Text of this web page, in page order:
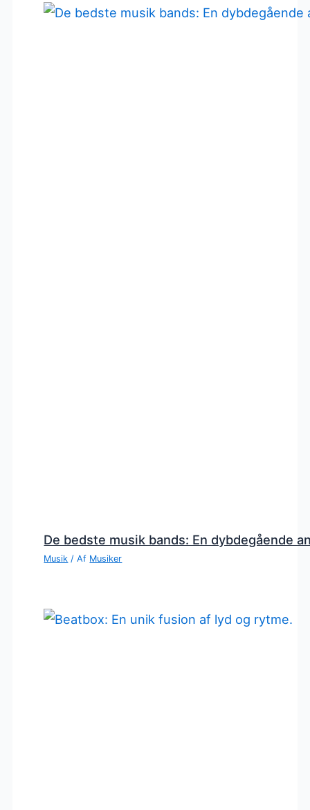
De bedste musik bands: En dybdegående
Musik / Af Musiker